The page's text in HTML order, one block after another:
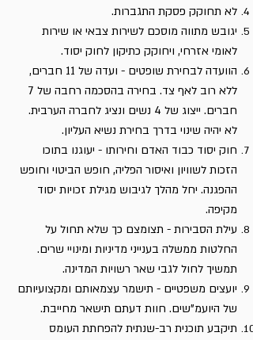
לא תחוקק פסקת התגברות.
יגובש מתווה מוסכם לשירות צבאי או שירות
לאומי אזרחי, ויחוקק כתיקון לחוק יסוד.
הוועדה לבחירת שופטים - ועדה של 11 חברים,
ללא רוב לאף צד. בחירה בהסכמה רחבה של 7
חברים. ייצוג של 4 נשים ונציג לחברה הערבית.
לא יהיה שינוי בדרך בחירת נשיא העליון.
חוק יסוד כבוד האדם וחירותו - יעוגנו בתוכו
הזכות לשוויון ואיסור הפליה, חופש הביטוי וחופש
ההפגנה. יחל מהלך לגיבוש מגילת זכויות יסוד
מקיפה.
עילת הסבירות - תצומצם כך שלא תחול על
החלטות ממשלה בענייני מדיניות ומינויי שרים.
תמשיך לחול לגבי שאר רשויות המדינה.
יועצים משפטיים - תישמר עצמאותם ומקצועיותם
של היועמ"שים. חוות דעתם תישאר מחייבת.
תיקבע תוכנית רב-שנתית להפחתת העומס